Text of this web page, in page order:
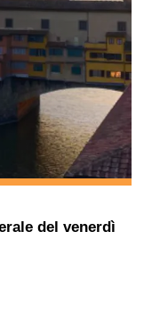
del venerdì